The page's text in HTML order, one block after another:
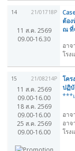
14 21/01718P
11 ส.ค. 2569
09.00-16.30
ต้อ
ณ ที่
อาจ
โรง
15 21/08214P
11 ส.ค. 2569
09.00-16.00
18 ส.ค. 2569
09.00-16.00
25 ส.ค. 2569
09.00-16.00
โคร
ปฏิบั
***
อา
อาจ
โรง